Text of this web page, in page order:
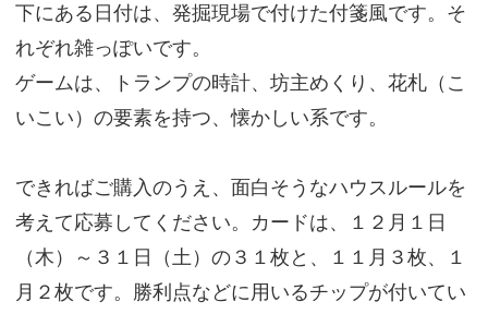
下にある日付は、発掘現場で付けた付箋風です。そ
れぞれ雑っぽいです。
ゲームは、トランプの時計、坊主めくり、花札（こ
いこい）の要素を持つ、懐かしい系です。
できればご購入のうえ、面白そうなハウスルールを
考えて応募してください。カードは、１２月１日
（木）～３１日（土）の３１枚と、１１月３枚、１
月２枚です。勝利点などに用いるチップが付いてい